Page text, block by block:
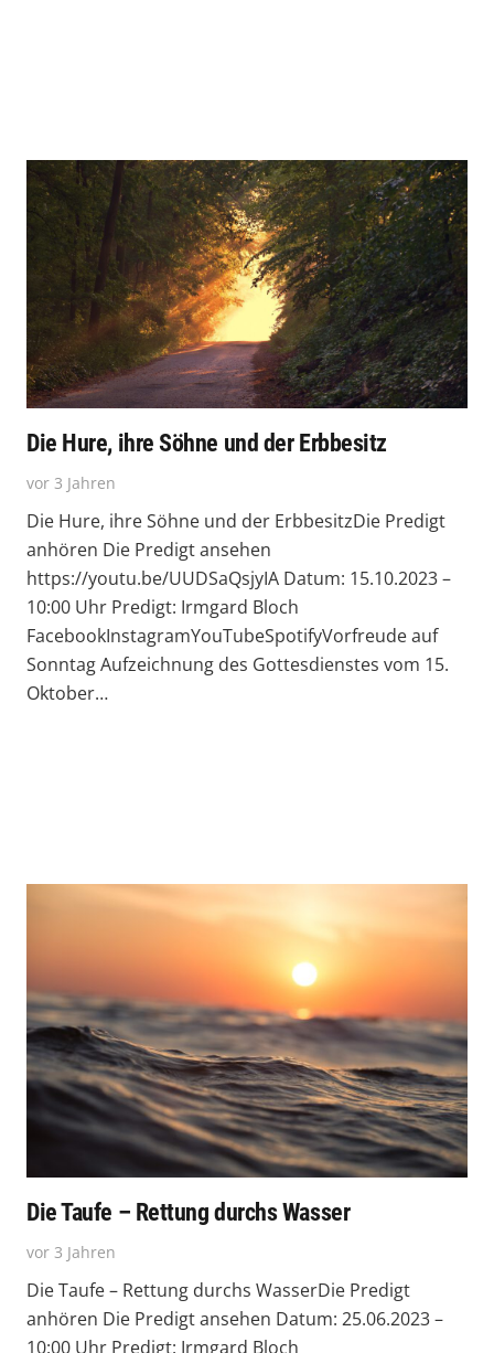
Die Hure, ihre Söhne und der Erbbesitz
vor 3 Jahren
Die Hure, ihre Söhne und der ErbbesitzDie Predigt
anhören Die Predigt ansehen
https://youtu.be/UUDSaQsjyIA Datum: 15.10.2023 –
10:00 Uhr Predigt: Irmgard Bloch
FacebookInstagramYouTubeSpotifyVorfreude auf
Sonntag Aufzeichnung des Gottesdienstes vom 15.
Oktober…
Die Taufe – Rettung durchs Wasser
vor 3 Jahren
Die Taufe – Rettung durchs WasserDie Predigt
anhören Die Predigt ansehen Datum: 25.06.2023 –
10:00 Uhr Predigt: Irmgard Bloch